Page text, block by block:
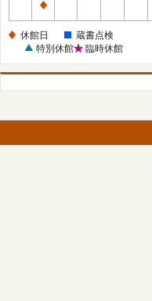
休
日
休館日
蔵書点検
特別休館
臨時休館